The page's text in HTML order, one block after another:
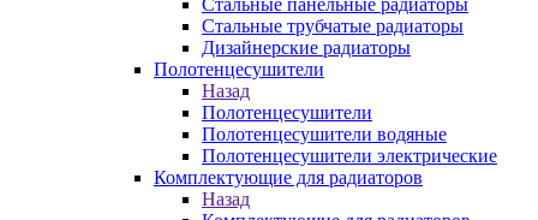
Стальные панельные радиаторы
Стальные трубчатые радиаторы
Дизайнерские радиаторы
Полотенцесушители
Назад
Полотенцесушители
Полотенцесушители водяные
Полотенцесушители электрические
Комплектующие для радиаторов
Назад